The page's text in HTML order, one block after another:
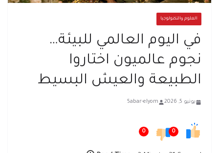
العلوم والتكنولوجيا
في اليوم العالمي للبيئة…
نجوم عالميون اختاروا
الطبيعة والعيش البسيط
يونيو 5, 2026 5abar-elyom
0
0